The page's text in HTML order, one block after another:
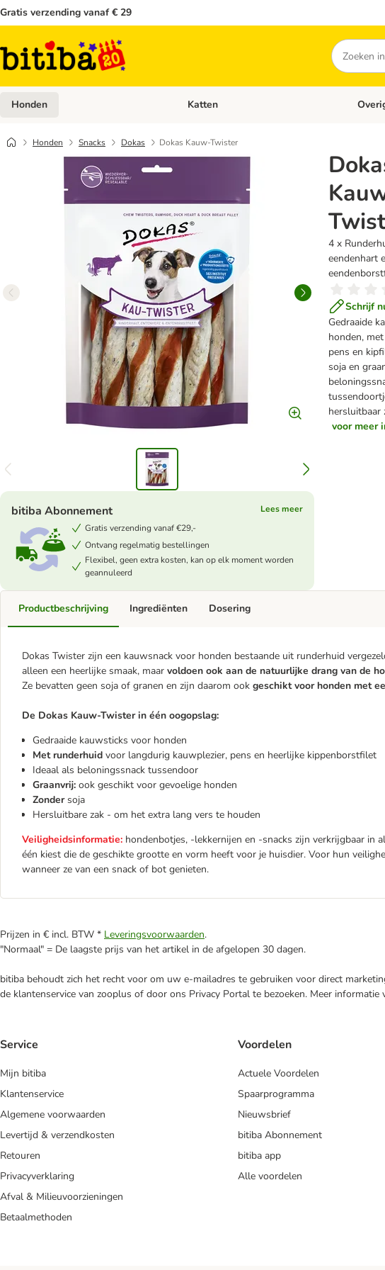
Gratis verzending vanaf € 29
Zoeken
Honden Open categoriemenu: Honden
Katten Open
Honden Snacks Dokas Dokas Kauw-Twister
4 x
eendenhart
Schrijf
Gedraaide
honden,
pens en
soja en
hersluitbaar
voor meer
bitiba Abonnement
Lees meer
Gratis verzending vanaf €29,-
Ontvang regelmatig bestellingen
Flexibel, geen extra kosten, kan op elk moment worden
geannuleerd
Productbeschrijving
Dokas Twister zijn een kauwsnack voor honden bestaande uit runderhuid
alleen een heerlijke smaak, maar voldoen ook aan de natuurlijke drang van de
Ze bevatten geen soja of granen en zijn daarom ook geschikt voor honden met
De Dokas Kauw-Twister in één oogopslag:
Gedraaide kauwsticks voor honden
Met runderhuid voor langdurig kauwplezier, pens en heerlijke kippenborstfilet
Ideaal als beloningssnack tussendoor
Graanvrij: ook geschikt voor gevoelige honden
Zondersoja
Hersluitbare zak - om het extra lang vers te houden
Veiligheidsinformatie: hondenbotjes, -lekkernijen en -snacks zijn verkrijgbaar in
één kiest die de geschikte grootte en vorm heeft voor je huisdier. Voor hun
wanneer ze van een snack of bot genieten.
Ingrediënten Dosering
Prijzen in € incl. BTW * Leveringsvoorwaarden.
"Normaal" = De laagste prijs van het artikel in de afgelopen 30 dagen.
bitiba behoudt zich het recht voor om uw e-mailadres te gebruiken voor direct
de klantenservice van zooplus of door ons Privacy Portal te bezoeken. Meer informatie
Service
Mijn bitiba
Klantenservice
Algemene voorwaarden
Levertijd & verzendkosten
Retouren
Privacyverklaring
Afval & Milieuvoorzieningen
Betaalmethoden
Voordelen
Actuele Voordelen
Spaarprogramma
Nieuwsbrief
bitiba Abonnement
bitiba app
Alle voordelen